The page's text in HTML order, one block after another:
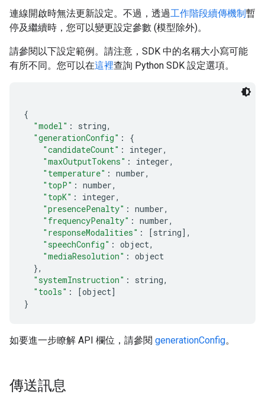
連線開啟時無法更新設定。不過，透過工作階段續傳機制暫
停及繼續時，您可以變更設定參數 (模型除外)。
請參閱以下設定範例。請注意，SDK 中的名稱大小寫可能
有所不同。您可以在這裡查詢 Python SDK 設定選項。
{
"model" : string,
"generationConfig" :
{
"candidateCount" : integer,
"maxOutputTokens" : integer,
"temperature" : number,
"topP" : number,
"topK" : integer,
"presencePenalty" : number,
"frequencyPenalty" : number,
"responseModalities" : [string],
"speechConfig" : object,
"mediaResolution" : object
},
"systemInstruction" : string,
"tools" : [object]
}
如要進一步瞭解 API 欄位，請參閱 generationConfig。
傳送訊息